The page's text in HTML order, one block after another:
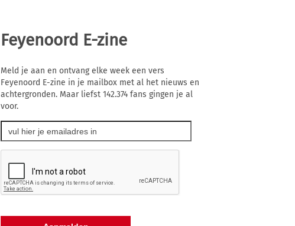
Feyenoord E-zine
Meld je aan en ontvang elke week een vers
Feyenoord E-zine in je mailbox met al het nieuws en
achtergronden. Maar liefst 142.374 fans gingen je al
voor.